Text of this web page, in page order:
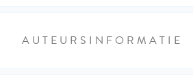
AUTEURSINFORMATIE